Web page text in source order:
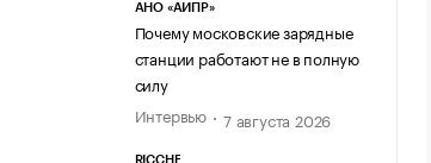
АНО «АИПР»
Почему московские зарядные
станции работают не в полную
силу
Интервью
7 августа 2026
RICCHE